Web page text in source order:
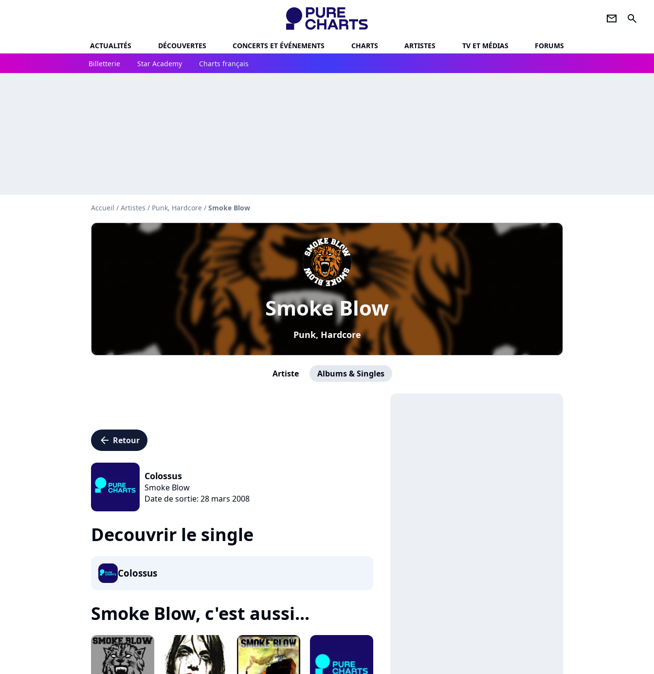
newsletter search
ACTUALITÉS DÉCOUVERTES CONCERTS ET ÉVÉNEMENTS CHARTS ARTISTES TV ET MÉDIAS
FORUMS
Billetterie
Star Academy Charts français
Accueil / Artistes / Punk, Hardcore / Smoke Blow
Smoke Blow
Punk, Hardcore
Artiste Albums & Singles
arrow_left Retour
Colossus
Smoke Blow
Date de sortie: 28 mars 2008
Decouvrir le single
Colossus
Smoke Blow, c'est aussi...